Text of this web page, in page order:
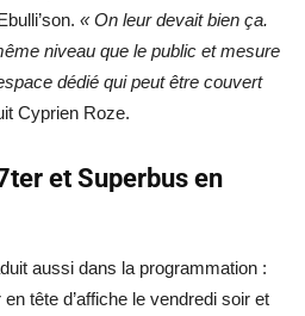
« On leur devait bien ça.
niveau que le public et mesure
dédié qui peut être couvert
Cyprien Roze.
et Superbus en
aussi dans la programmation :
tête d’affiche le vendredi soir et